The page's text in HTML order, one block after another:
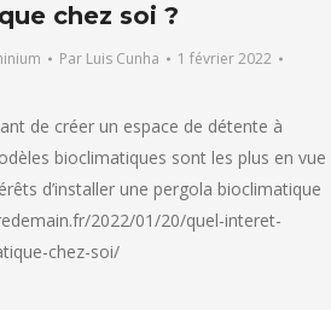
chez soi ?
Par Luis Cunha
1 février 2022
de créer un espace de détente à
bioclimatiques sont les plus en vue
d’installer une pergola bioclimatique
2022/01/20/quel-interet-
chez-soi/